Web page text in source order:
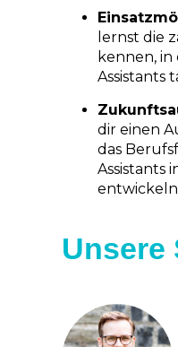
lernst die
kennen, in
Assistants
dir einen
das
Assistants
Unsere